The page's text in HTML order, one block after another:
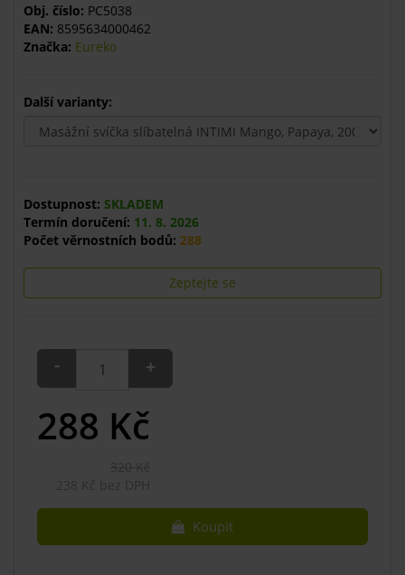
Obj. číslo: PC5038
EAN: 8595634000462
Značka: Eureko
Další varianty:
Dostupnost: SKLADEM
Termín doručení: 11. 8. 2026
Počet věrnostních bodů: 288
Zeptejte se
- +
288 Kč
Koupit